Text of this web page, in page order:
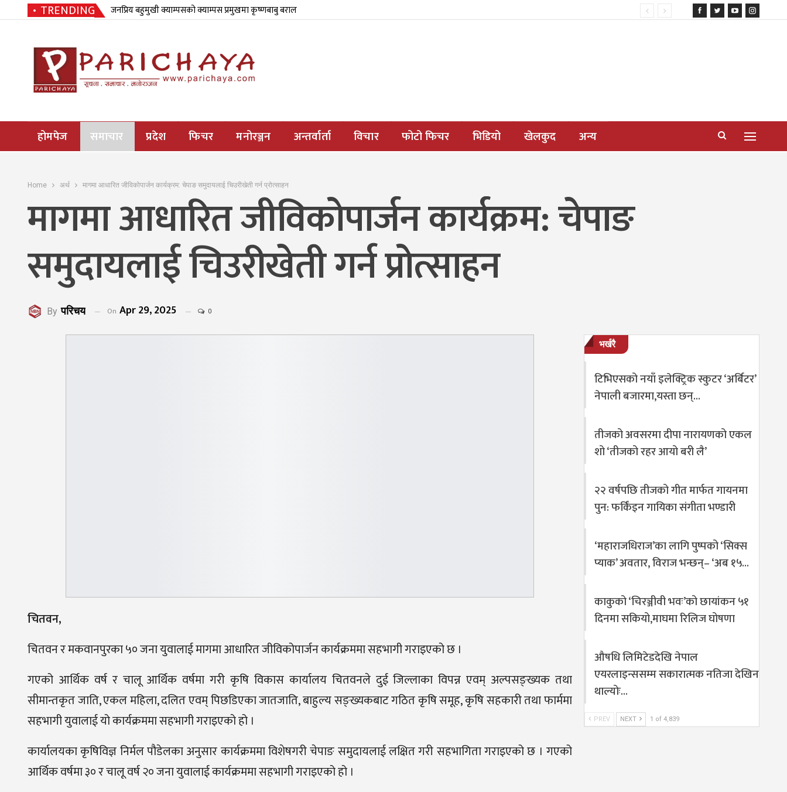
TRENDING जनप्रिय बहुमुखी क्याम्पसको क्याम्पस प्रमुखमा कृष्णबाबु बराल
होमपेज समाचार प्रदेश फिचर मनोरञ्जन अन्तर्वार्ता विचार फोटो फिचर भिडियो खेलकुद अन्य
Home अर्थ मागमा आधारित जीविकोपार्जन कार्यक्रम: चेपाङ समुदायलाई चिउरीखेती गर्न प्रोत्साहन
मागमा आधारित जीविकोपार्जन कार्यक्रम: चेपाङ
समुदायलाई चिउरीखेती गर्न प्रोत्साहन
By परिचय On Apr 29, 2025 0
चितवन,
चितवन र मकवानपुरका ५० जना युवालाई मागमा आधारित जीविकोपार्जन कार्यक्रममा सहभागी गराइएको छ ।
गएको आर्थिक वर्ष र चालू आर्थिक वर्षमा गरी कृषि विकास कार्यालय चितवनले दुई जिल्लाका विपन्न एवम् अल्पसङ्ख्यक तथा
सीमान्तकृत जाति, एकल महिला, दलित एवम् पिछडिएका जातजाति, बाहुल्य सङ्ख्यकबाट गठित कृषि समूह, कृषि सहकारी तथा फार्ममा
सहभागी युवालाई यो कार्यक्रममा सहभागी गराइएको हो ।
कार्यालयका कृषिविज्ञ निर्मल पौडेलका अनुसार कार्यक्रममा विशेषगरी चेपाङ समुदायलाई लक्षित गरी सहभागिता गराइएको छ । गएको
आर्थिक वर्षमा ३० र चालू वर्ष २० जना युवालाई कार्यक्रममा सहभागी गराइएको हो ।
भर्खरै
टिभिएसको नयाँ इलेक्ट्रिक स्कुटर ‘अर्बिटर’
नेपाली बजारमा,यस्ता छन्…
तीजको अवसरमा दीपा नारायणको एकल
शो ‘तीजको रहर आयो बरी लै’
२२ वर्षपछि तीजको गीत मार्फत गायनमा
पुन: फर्किंइन गायिका संगीता भण्डारी
‘महाराजधिराज’का लागि पुष्पको ‘सिक्स
प्याक’ अवतार, विराज भन्छन्– ‘अब १५…
काकुको ‘चिरञ्जीवी भवः’को छायांकन ५१
दिनमा सकियो,माघमा रिलिज घोषणा
औषधि लिमिटेडदेखि नेपाल
एयरलाइन्ससम्म सकारात्मक नतिजा देखिन
थाल्योः…
PREV NEXT 1 of 4,839